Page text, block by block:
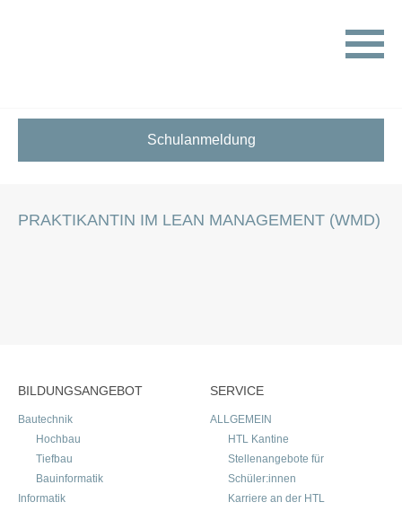
Schulanmeldung
PRAKTIKANTIN IM LEAN MANAGEMENT (WMD)
BILDUNGSANGEBOT
Bautechnik
Hochbau
Tiefbau
Bauinformatik
Informatik
SERVICE
ALLGEMEIN
HTL Kantine
Stellenangebote für
Schüler:innen
Karriere an der HTL